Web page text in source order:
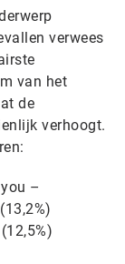
verwees
van het
de
verhoogt.
–